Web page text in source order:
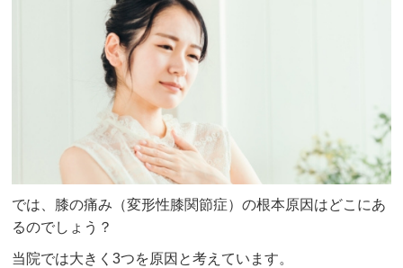
では、膝の痛み（変形性膝関節症）の根本原因はどこにあ
るのでしょう？
当院では大きく3つを原因と考えています。